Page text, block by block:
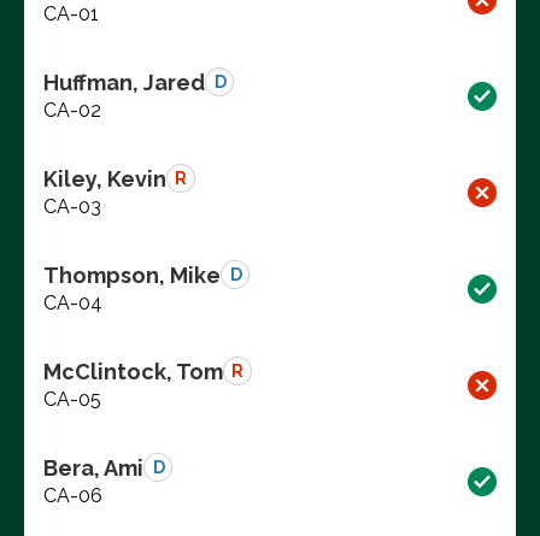
CA-01
Huffman, Jared D
CA-02
Kiley, Kevin R
CA-03
Thompson, Mike D
CA-04
McClintock, Tom R
CA-05
Bera, Ami D
CA-06